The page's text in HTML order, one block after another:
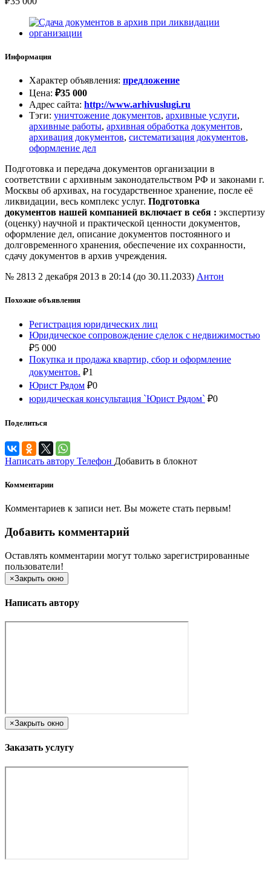
Информация
Характер объявления: предложение
Цена: ₽35 000
Адрес сайта: http://www.arhivuslugi.ru
Тэги: уничтожение документов, архивные услуги,
архивные работы, архивная обработка документов,
архивация документов, систематизация документов,
оформление дел
Подготовка и передача документов организации в
соответствии с архивным законодательством РФ и законами г.
Москвы об архивах, на государственное хранение, после её
ликвидации, весь комплекс услуг. Подготовка
документов нашей компанией включает в себя : экспертизу
(оценку) научной и практической ценности документов,
оформление дел, описание документов постоянного и
долговременного хранения, обеспечение их сохранности,
сдачу документов в архив учреждения.
№ 2813 2 декабря 2013 в 20:14 (до 30.11.2033) Антон
Похожие объявления
Регистрация юридических лиц
Юридическое сопровождение сделок с недвижимостью
₽5 000
Покупка и продажа квартир, сбор и оформление
документов. ₽1
Юрист Рядом ₽0
юридическая консультация `Юрист Рядом` ₽0
Поделиться
Написать автору Телефон Добавить в блокнот
Комментарии
Комментариев к записи нет. Вы можете стать первым!
Добавить комментарий
Оставлять комментарии могут только зарегистрированные
пользователи!
×Закрыть окно
Написать автору
×Закрыть окно
Заказать услугу